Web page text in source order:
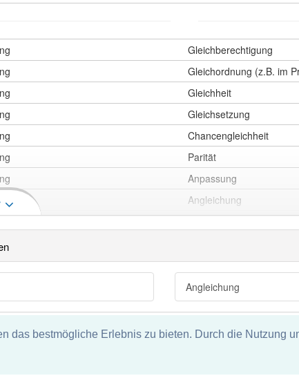
das bestmögliche Erlebnis zu bieten. Durch die Nutzung
Gleichberechtigung
Gleichordnung (z.B. im
Gleichheit
Gleichsetzung
Chancengleichheit
Parität
Anpassung
Angleichung
Angleichung
keine Garantie und keine Haftung für die Richtigkeit und